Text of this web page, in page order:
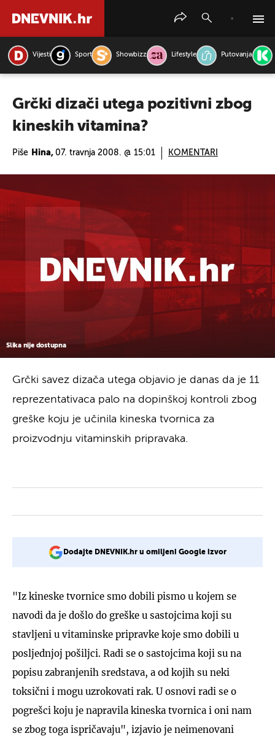
Vijesti Sport Showbizz Lifestyle Putovanja
Grčki dizači utega pozitivni zbog
kineskih vitamina?
Piše Hina, 07. travnja 2008. @ 15:01 KOMENTARI
Slika nije dostupna
Grčki savez dizača utega objavio je danas da je 11
reprezentativaca palo na dopinškoj kontroli zbog
greške koju je učinila kineska tvornica za
proizvodnju vitaminskih pripravaka.
Dodajte DNEVNIK.hr u omiljeni Google izvor
"Iz kineske tvornice smo dobili pismo u kojem se
navodi da je došlo do greške u sastojcima koji su
stavljeni u vitaminske pripravke koje smo dobili u
posljednjoj pošiljci. Radi se o sastojcima koji su na
popisu zabranjenih sredstava, a od kojih su neki
toksični i mogu uzrokovati rak. U osnovi radi se o
pogrešci koju je napravila kineska tvornica i oni nam
se zbog toga ispričavaju", izjavio je neimenovani
PRETRAŽITE VIJESTI